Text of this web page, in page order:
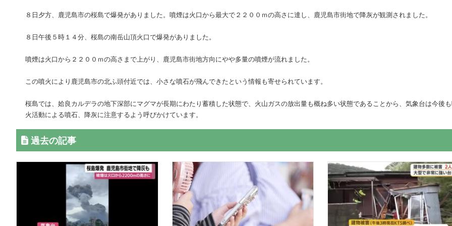
８日夕方、鹿児島市の桜島で爆発がありました。噴煙は火口から最大で２２００ｍの高さに達し、鹿児島市街地で降灰が観測されました。
８日午後５時１４分、桜島の南岳山頂火口で爆発がありました。
噴煙は火口から２２００ｍの高さまで上がり、鹿児島市街地方向にやや多量の噴煙が流れました。
この噴火により鹿児島市の北ふ頭付近では、小さな噴石が飛んできたという情報も寄せられています。
桜島では、姶良カルデラの地下深部にマグマが長期にわたり蓄積した状態で、火山ガスの放出量も概ね多い状態であることから、気象台は今後
火活動による噴石、降灰に注意するよう呼びかけています。
過去の記事